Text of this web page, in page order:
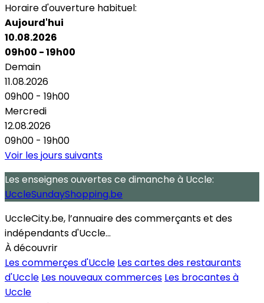
Horaire d'ouverture habituel:
Aujourd'hui
10.08.2026
09h00 - 19h00
Demain
11.08.2026
09h00 - 19h00
Mercredi
12.08.2026
09h00 - 19h00
Voir les jours suivants
Les enseignes ouvertes ce dimanche à Uccle:
UccleSundayShopping.be
UccleCity.be, l’annuaire des commerçants et des
indépendants d'Uccle...
À découvrir
Les commerçes d'Uccle Les cartes des restaurants
d'Uccle Les nouveaux commerces Les brocantes à
Uccle